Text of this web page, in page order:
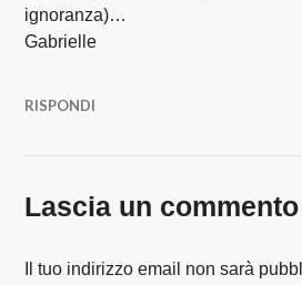
ignoranza)…
Gabrielle
RISPONDI
Lascia un commento
Il tuo indirizzo email non sarà